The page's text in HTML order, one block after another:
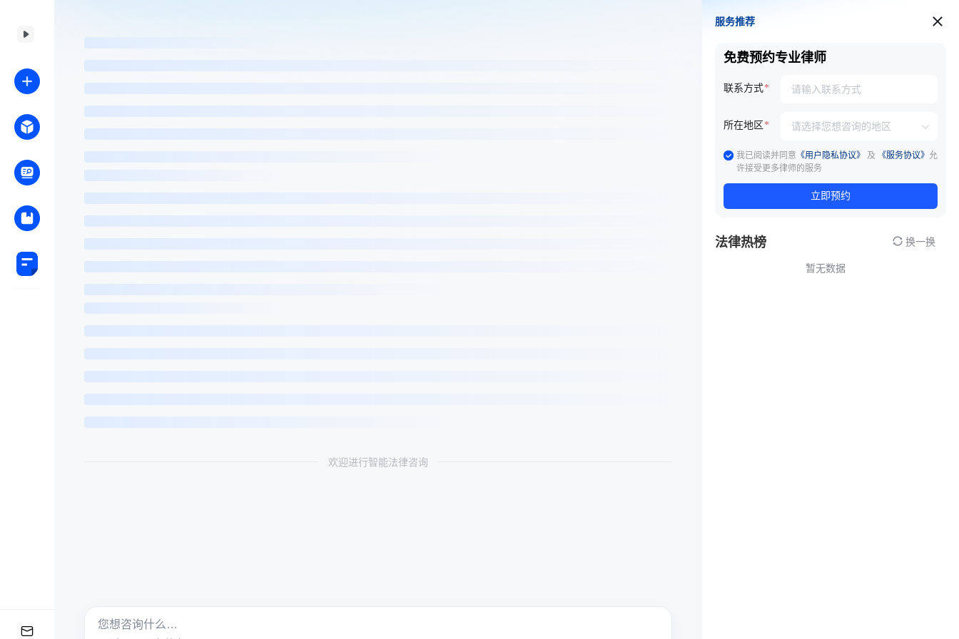
欢迎进行智能法律咨询
服务推荐
服务推荐
免费预约专业律师
联系方式
所在地区
我已阅读并同意 《用户隐私协议》 及 《服务协议》 允
许接受更多律师的服务
立即预约
法律热榜 换一换
暂无数据